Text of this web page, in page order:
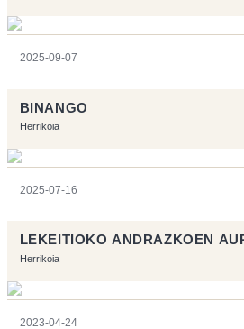
2025-09-07
BINANGO
Herrikoia
2025-07-16
LEKEITIOKO ANDRAZKOEN
Herrikoia
2023-04-24